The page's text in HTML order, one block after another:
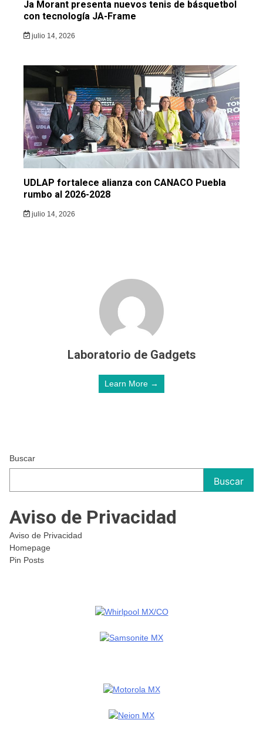
Ja Morant presenta nuevos tenis de básquetbol
con tecnología JA-Frame
julio 14, 2026
UDLAP fortalece alianza con CANACO Puebla
rumbo al 2026-2028
julio 14, 2026
Laboratorio de Gadgets
Learn More →
Buscar
Buscar
Aviso de Privacidad
Aviso de Privacidad
Homepage
Pin Posts